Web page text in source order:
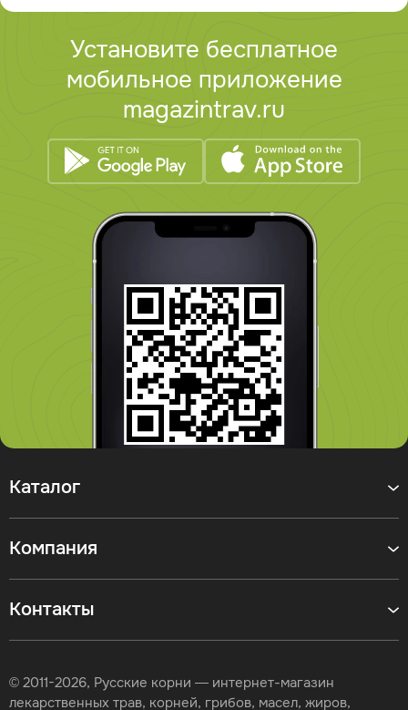
Установите бесплатное
мобильное приложение
magazintrav.ru
Контакты
Каталог
Компания
© 2011-2026, Русские корни — интернет-магазин
лекарственных трав, корней, грибов, масел, жиров,